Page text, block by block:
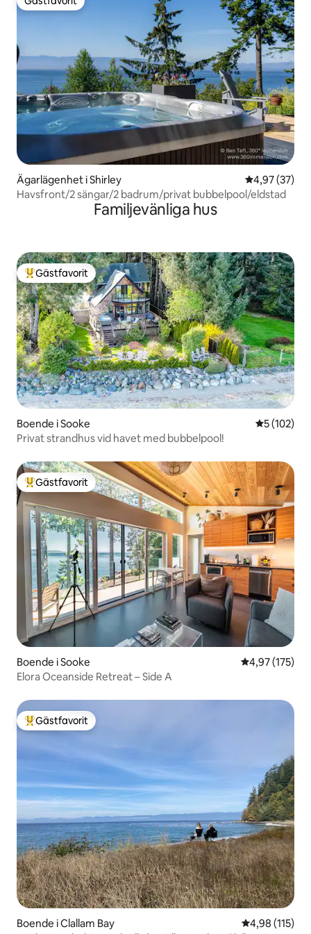
Gästfavorit
Ägarlägenhet i Shirley 4,97 av 5 i
4,97 (37)
Havsfront/2 sängar/2 badrum/privat bubbelpool/eldstad
Familjevänliga hus
Populär gästfavorit
Gästfavorit
Boende i Sooke 5 av 5 i
5 (102)
Privat strandhus vid havet med bubbelpool!
Populär gästfavorit
Gästfavorit
Boende i Sooke 4,97 av 5 i
4,97 (175)
Elora Oceanside Retreat – Side A
Populär gästfavorit
Gästfavorit
Boende i Clallam Bay 4,98 av 5 i
4,98 (115)